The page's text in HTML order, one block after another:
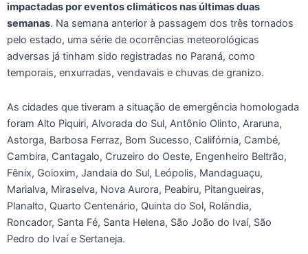
impactadas por eventos climáticos nas últimas duas
semanas. Na semana anterior à passagem dos três tornados
pelo estado, uma série de ocorrências meteorológicas
adversas já tinham sido registradas no Paraná, como
temporais, enxurradas, vendavais e chuvas de granizo.
As cidades que tiveram a situação de emergência homologada
foram Alto Piquiri, Alvorada do Sul, Antônio Olinto, Araruna,
Astorga, Barbosa Ferraz, Bom Sucesso, Califórnia, Cambé,
Cambira, Cantagalo, Cruzeiro do Oeste, Engenheiro Beltrão,
Fênix, Goioxim, Jandaia do Sul, Leópolis, Mandaguaçu,
Marialva, Miraselva, Nova Aurora, Peabiru, Pitangueiras,
Planalto, Quarto Centenário, Quinta do Sol, Rolândia,
Roncador, Santa Fé, Santa Helena, São João do Ivaí, São
Pedro do Ivaí e Sertaneja.